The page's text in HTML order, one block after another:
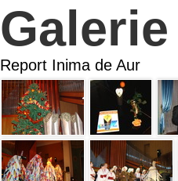
Report Inima de Aur